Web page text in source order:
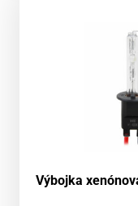
Výbojka